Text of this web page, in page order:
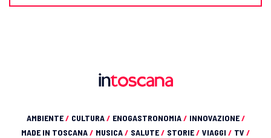
AMBIENTE/ CULTURA/ ENOGASTRONOMIA/ INNOVAZIONE/
MADE IN TOSCANA/ MUSICA/ SALUTE/ STORIE/ VIAGGI / TV /